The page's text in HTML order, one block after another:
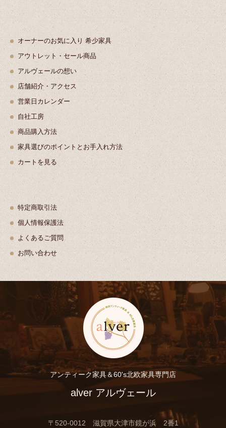
オーナーのお気に入り 希少家具
アウトレット・セール商品
アルヴェールの想い
店舗紹介・アクセス
営業日カレンダー
自社工房
商品購入方法
家具選びのポイントとお手入れ方法
カートを見る
特定商取引法
個人情報保護法
よくあるご質問
お問い合わせ
アンティーク家具＆60's北欧家具専門店
alver アルヴェール
〒520-0012 滋賀県大津市鏡が浜 2番1